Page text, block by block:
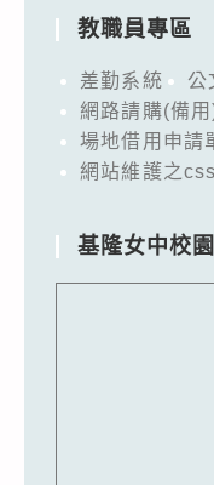
教職員專區
差勤系統 公
網路請購(備用
場地借用申請
網站維護之
基隆女中校